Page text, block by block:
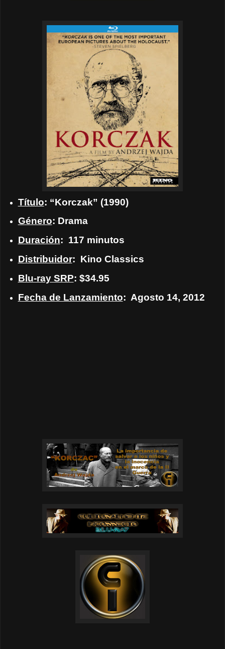
Título: “Korczak” (1990)
Género: Drama
Duración: 117 minutos
Distribuidor: Kino Classics
Blu-ray SRP: $34.95
Fecha de Lanzamiento: Agosto 14, 2012